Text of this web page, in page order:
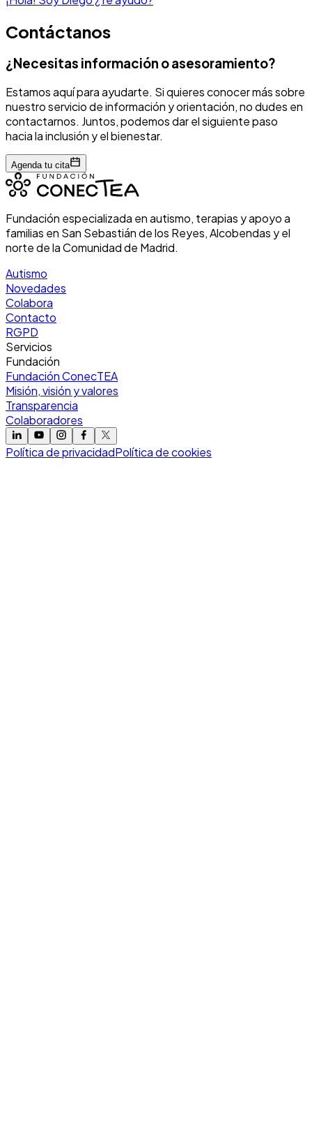
Contáctanos
¿Necesitas información o asesoramiento?
Estamos aquí para ayudarte. Si quieres conocer más sobre
nuestro servicio de información y orientación, no dudes en
contactarnos. Juntos, podemos dar el siguiente paso
hacia la inclusión y el bienestar.
Agenda tu cita
Fundación especializada en autismo, terapias y apoyo a
familias en San Sebastián de los Reyes, Alcobendas y el
norte de la Comunidad de Madrid.
Autismo
Novedades
Colabora
Contacto
RGPD
Servicios
Fundación
Fundación ConecTEA
Misión, visión y valores
Transparencia
Colaboradores
Política de privacidadPolítica de cookies